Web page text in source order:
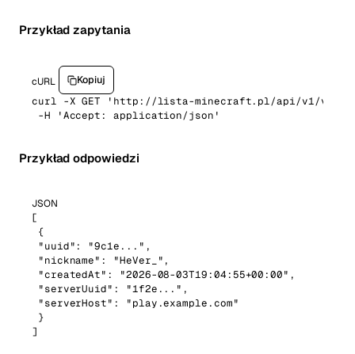
Przykład zapytania
cURL
Kopiuj
curl -X GET 'http://lista-minecraft.pl/api/v1/
-H 'Accept: application/json'
Przykład odpowiedzi
JSON
[
{
"uuid": "9c1e...",
"nickname": "HeVer_",
"createdAt": "2026-08-03T19:04:55+00:00",
"serverUuid": "1f2e...",
"serverHost": "play.example.com"
}
]